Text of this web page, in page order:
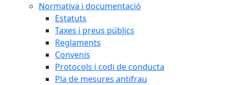
Normativa i documentació
Estatuts
Taxes i preus públics
Reglaments
Convenis
Protocols i codi de conducta
Pla de mesures antifrau